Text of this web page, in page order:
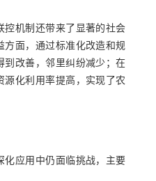
控机制还带来了显著的社会
方面，通过标准化改造和规
到改善，邻里纠纷减少；在
源化利用率提高，实现了农
化应用中仍面临挑战，主要